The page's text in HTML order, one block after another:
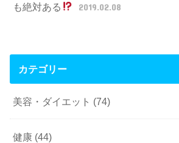
も絶対ある
2019.02.08
カテゴリー
美容・ダイエット (74)
健康 (44)